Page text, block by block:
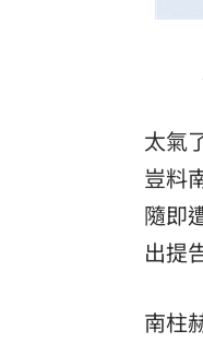
太氣
豈料
隨即
出提
南柱